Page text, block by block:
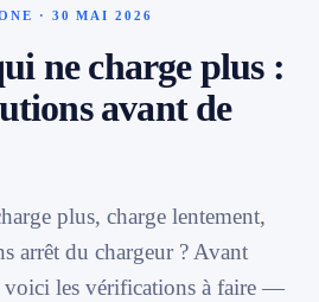
par marque
· 30 MAI 2026
ne charge plus :
avant de
plus, charge lentement,
arrêt du chargeur ? Avant
voici les vérifications à faire —
et un autre chargeur